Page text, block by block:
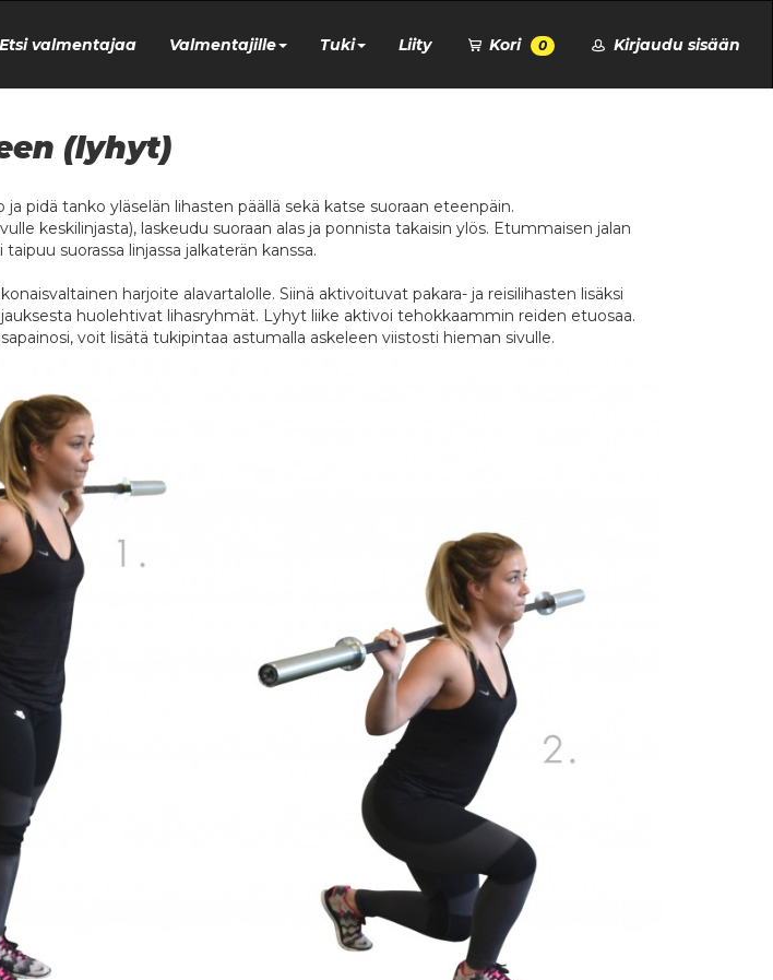
Etsi valmentajaa Valmentajille Tuki Liity Kori 0 Kirjaudu sisään
(lyhyt)
pidä tanko yläselän lihasten päällä sekä katse suoraan eteenpäin.
keskilinjasta), laskeudu suoraan alas ja ponnista takaisin ylös. Etummaisen jalan
suorassa linjassa jalkaterän kanssa.
harjoite alavartalolle. Siinä aktivoituvat pakara- ja reisilihasten lisäksi
huolehtivat lihasryhmät. Lyhyt liike aktivoi tehokkaammin reiden etuosaa.
voit lisätä tukipintaa astumalla askeleen viistosti hieman sivulle.